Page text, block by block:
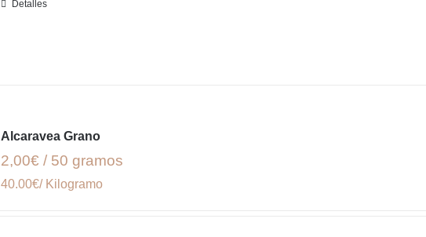
Detalles
Alcaravea Grano
2,00€ / 50 gramos
40.00€/ Kilogramo